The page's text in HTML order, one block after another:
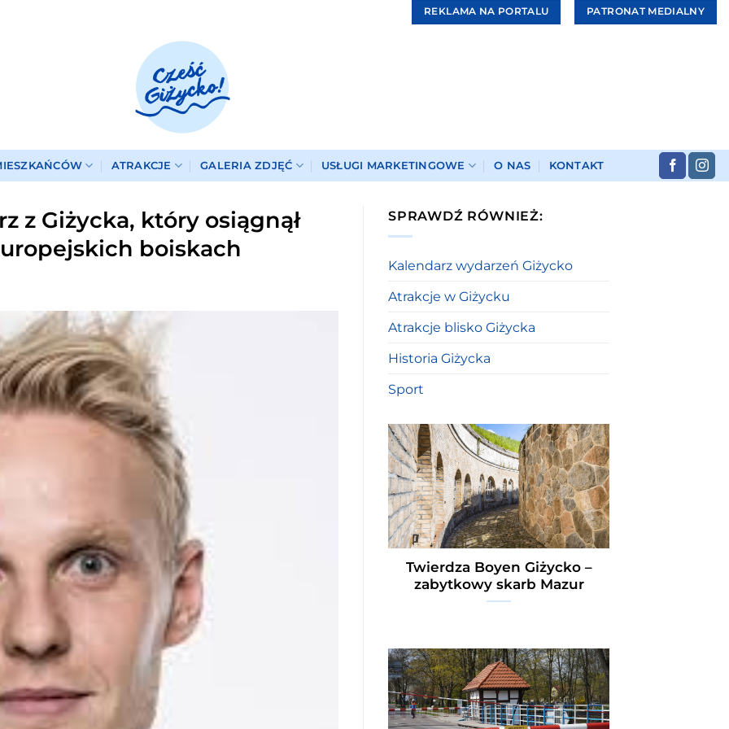
REKLAMA NA PORTALU PATRONAT MEDIALNY
ATRAKCJE GALERIA ZDJĘĆ USŁUGI MARKETINGOWE O NAS KONTAKT
z Giżycka, który osiągnął
boiskach
SPRAWDŹ RÓWNIEŻ:
Kalendarz wydarzeń Giżycko
Atrakcje w Giżycku
Atrakcje blisko Giżycka
Historia Giżycka
Sport
Twierdza Boyen Giżycko –
zabytkowy skarb Mazur